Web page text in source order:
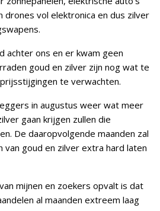
drones vol elektronica en dus zilver
achter ons en er kwam geen
goud en zilver zijn nog wat te
te verwachten.
in augustus weer wat meer
gaan krijgen zullen die
De daaropvolgende maanden zal
van goud en zilver extra hard laten
mijnen en zoekers opvalt is dat
al maanden extreem laag